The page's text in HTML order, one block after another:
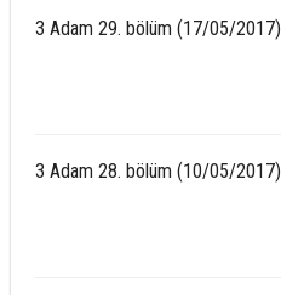
3 Adam 29. bölüm (17/05/2017)
3 Adam 28. bölüm (10/05/2017)